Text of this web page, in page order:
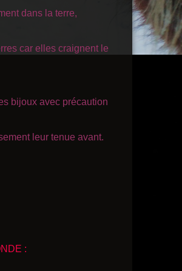
dans la terre,
car elles craignent le
bijoux avec précaution
leur tenue avant.
: